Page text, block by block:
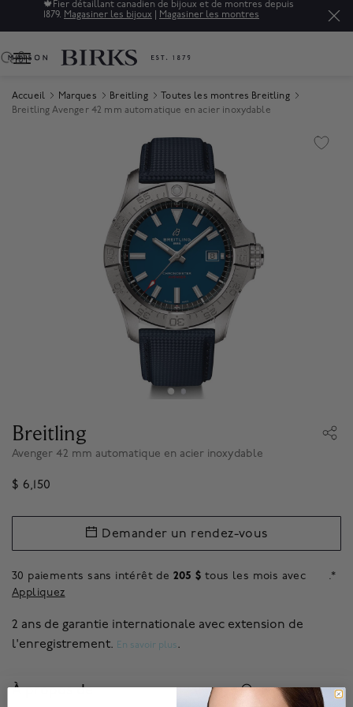
🍁 Fier détaillant canadien de bijoux et de montres depuis
1879. Magasiner les bijoux Magasiner les montres
0
Accueil Marques Breitling
Toutes les montres Breitling
Breitling Avenger 42 mm automatique en acier inoxydable
Breitling
Avenger 42 mm automatique en acier inoxydable
$ 6,150
30 paiements sans intérêt de 205 $ tous les mois avec
.*
Appliquez
Demander un rendez-vous
2 ans de garantie internationale avec extension de
l'enregistrement. En savoir plus.
À propos de